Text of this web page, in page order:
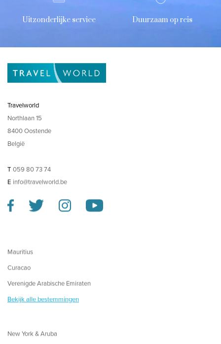
Uitzonderlijke service Duurzaam op reis
Travelworld
Northlaan 15
8400 Oostende
België
T 059 80 73 74
E info@travelworld.be
Mauritius
Curacao
Verenigde Arabische Emiraten
Bekijk alle bestemmingen
New York & Aruba